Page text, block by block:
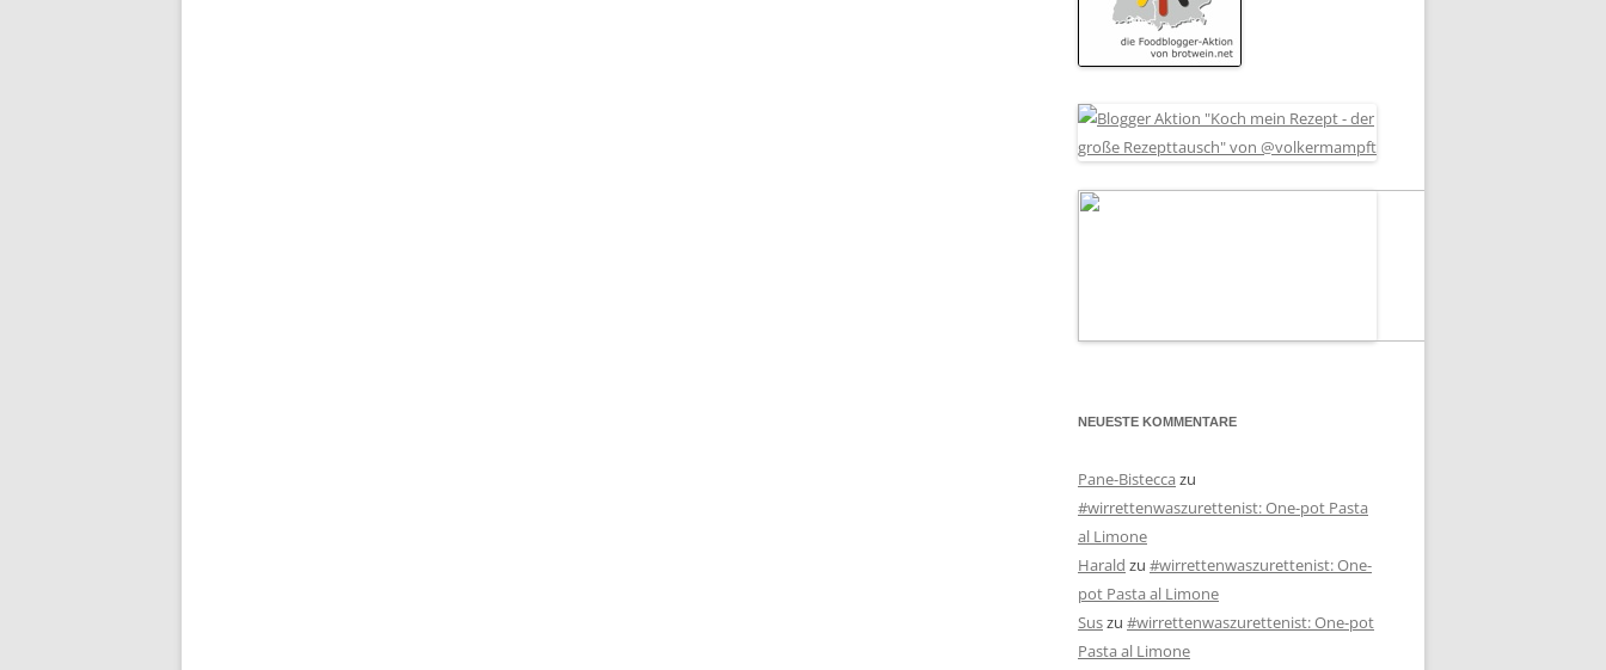
NEUESTE KOMMENTARE
Pane-Bistecca zu
#wirrettenwaszurettenist: One-pot Pasta
al Limone
Harald zu #wirrettenwaszurettenist: One-
pot Pasta al Limone
Suszu #wirrettenwaszurettenist: One-pot
Pasta al Limone